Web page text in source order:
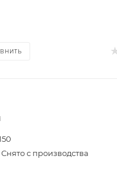
Снято с производства